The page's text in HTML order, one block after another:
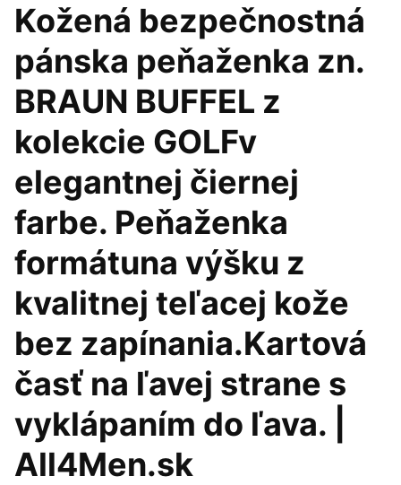
Kožená bezpečnostná
pánska peňaženka zn.
BRAUN BUFFEL z
kolekcie GOLFv
elegantnej čiernej
farbe. Peňaženka
formátuna výšku z
kvalitnej teľacej kože
bez zapínania.Kartová
časť na ľavej strane s
vyklápaním do ľava. |
All4Men.sk